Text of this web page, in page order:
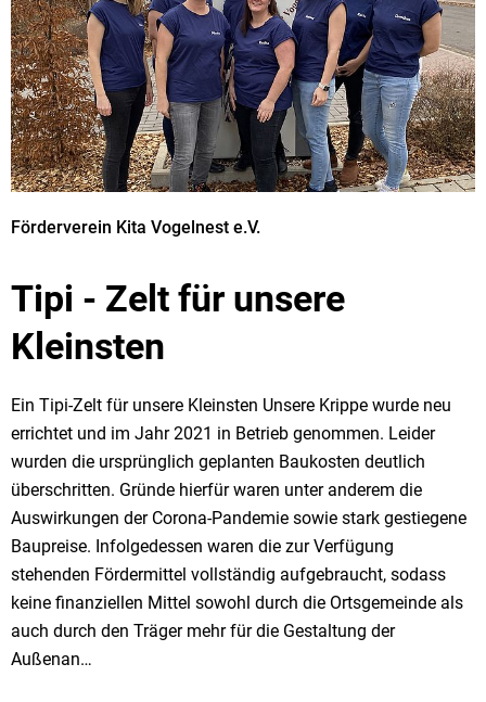
Tipi - Zelt für unsere
Kleinsten
Förderverein Kita Vogelnest e.V.
Ein Tipi-Zelt für unsere Kleinsten Unsere Krippe wurde neu
errichtet und im Jahr 2021 in Betrieb genommen. Leider
wurden die ursprünglich geplanten Baukosten deutlich
überschritten. Gründe hierfür waren unter anderem die
Auswirkungen der Corona-Pandemie sowie stark gestiegene
Baupreise. Infolgedessen waren die zur Verfügung
stehenden Fördermittel vollständig aufgebraucht, sodass
keine finanziellen Mittel sowohl durch die Ortsgemeinde als
auch durch den Träger mehr für die Gestaltung der
Außenan…